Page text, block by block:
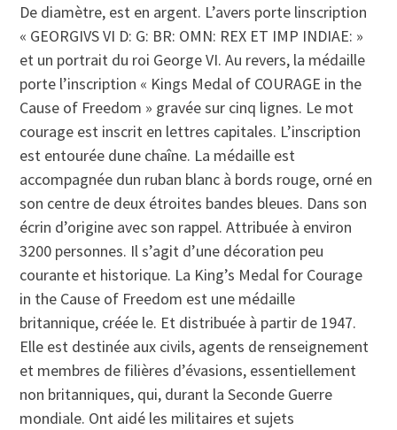
De diamètre, est en argent. L’avers porte linscription
« GEORGIVS VI D: G: BR: OMN: REX ET IMP INDIAE: »
et un portrait du roi George VI. Au revers, la médaille
porte l’inscription « Kings Medal of COURAGE in the
Cause of Freedom » gravée sur cinq lignes. Le mot
courage est inscrit en lettres capitales. L’inscription
est entourée dune chaîne. La médaille est
accompagnée dun ruban blanc à bords rouge, orné en
son centre de deux étroites bandes bleues. Dans son
écrin d’origine avec son rappel. Attribuée à environ
3200 personnes. Il s’agit d’une décoration peu
courante et historique. La King’s Medal for Courage
in the Cause of Freedom est une médaille
britannique, créée le. Et distribuée à partir de 1947.
Elle est destinée aux civils, agents de renseignement
et membres de filières d’évasions, essentiellement
non britanniques, qui, durant la Seconde Guerre
mondiale. Ont aidé les militaires et sujets